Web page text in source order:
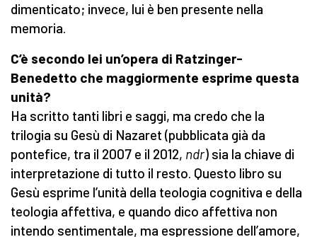
dimenticato; invece, lui è ben presente nella
memoria.
C’è secondo lei un’opera di Ratzinger-
Benedetto che maggiormente esprime questa
unità?
Ha scritto tanti libri e saggi, ma credo che la
trilogia su Gesù di Nazaret (pubblicata già da
pontefice, tra il 2007 e il 2012, ndr) sia la chiave di
interpretazione di tutto il resto. Questo libro su
Gesù esprime l’unità della teologia cognitiva e della
teologia affettiva, e quando dico affettiva non
intendo sentimentale, ma espressione dell’amore,